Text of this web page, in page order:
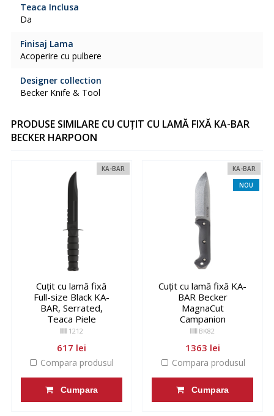
Teaca Inclusa
Da
Finisaj Lama
Acoperire cu pulbere
Designer collection
Becker Knife & Tool
PRODUSE SIMILARE CU CUȚIT CU LAMĂ FIXĂ KA-BAR
BECKER HARPOON
KA-BAR
Cuțit cu lamă fixă
Full-size Black KA-
BAR, Serrated,
Teaca Piele
1212
617 lei
Compara produsul
Cumpara
KA-BAR
Cuțit cu lamă fixă KA-
BAR Becker
MagnaCut
Campanion
BK82
1363 lei
NOU
Compara produsul
Cumpara